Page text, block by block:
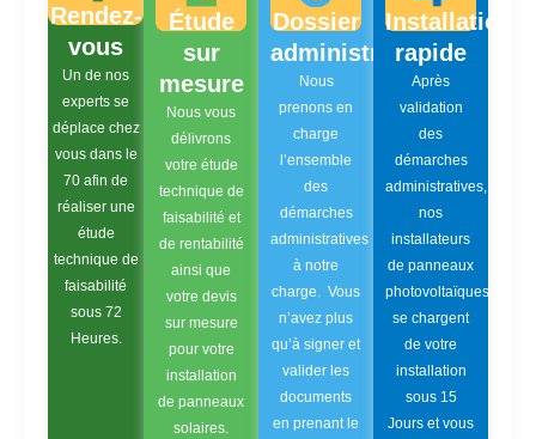
Rendez-
vous
Un de nos
experts se
déplace chez
vous dans le
70 afin de
réaliser une
étude
technique de
faisabilité
sous 72
Heures.
Étude
sur
mesure
Nous vous
délivrons
votre étude
technique de
faisabilité et
de rentabilité
ainsi que
votre devis
sur mesure
pour votre
installation
de panneaux
solaires.
Dossier
administratif
Nous
prenons en
charge
l’ensemble
des
démarches
administratives
à notre
charge. Vous
n’avez plus
qu’à signer et
valider les
documents
en prenant le
Installation
rapide
Après
validation
des
démarches
administratives,
nos
installateurs
de panneaux
photovoltaïques
se chargent
de votre
installation
sous 15
Jours et vous